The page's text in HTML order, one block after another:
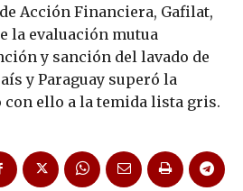
Acción Financiera, Gafilat,
la evaluación mutua
y sanción del lavado de
y Paraguay superó la
con ello a la temida lista gris.